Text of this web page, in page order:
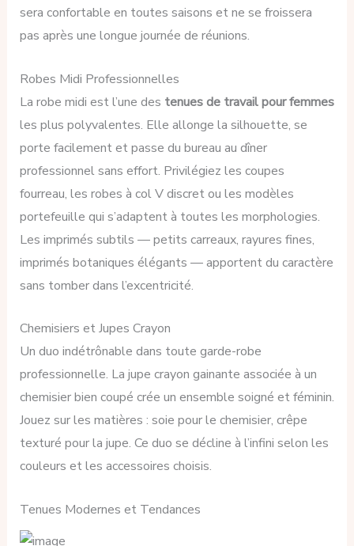
sera confortable en toutes saisons et ne se froissera
pas après une longue journée de réunions.
Robes Midi Professionnelles
La robe midi est l’une des tenues de travail pour femmes
les plus polyvalentes. Elle allonge la silhouette, se
porte facilement et passe du bureau au dîner
professionnel sans effort. Privilégiez les coupes
fourreau, les robes à col V discret ou les modèles
portefeuille qui s’adaptent à toutes les morphologies.
Les imprimés subtils — petits carreaux, rayures fines,
imprimés botaniques élégants — apportent du caractère
sans tomber dans l’excentricité.
Chemisiers et Jupes Crayon
Un duo indétrônable dans toute garde-robe
professionnelle. La jupe crayon gainante associée à un
chemisier bien coupé crée un ensemble soigné et féminin.
Jouez sur les matières : soie pour le chemisier, crêpe
texturé pour la jupe. Ce duo se décline à l’infini selon les
couleurs et les accessoires choisis.
Tenues Modernes et Tendances